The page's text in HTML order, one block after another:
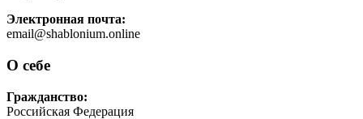
Электронная почта:
email@shablonium.online
О себе
Гражданство:
Российская Федерация